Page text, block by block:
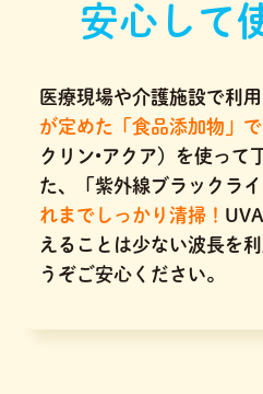
安心して
医療現場や介護施設で利
が定めた「食品添加物」
クリン•アクア）を使って
た、「紫外線ブラックラ
れまでしっかり清掃！
えることは少ない波長を
うぞご安心ください。